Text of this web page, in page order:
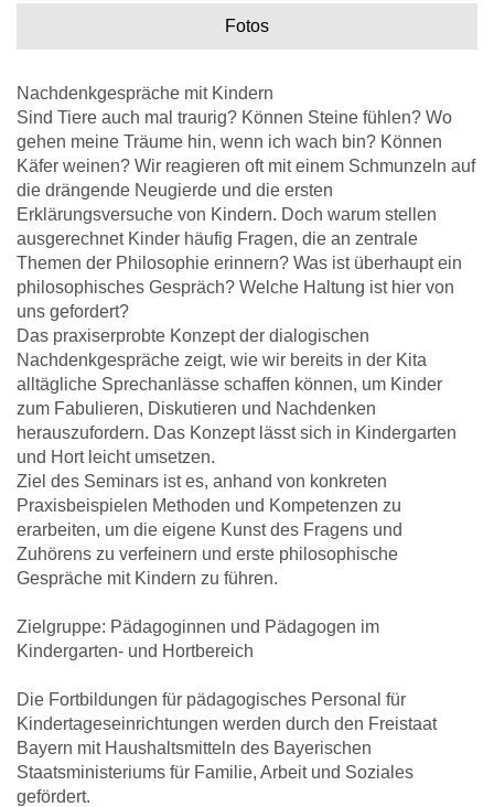
Fotos
Nachdenkgespräche mit Kindern
Sind Tiere auch mal traurig? Können Steine fühlen? Wo
gehen meine Träume hin, wenn ich wach bin? Können
Käfer weinen? Wir reagieren oft mit einem Schmunzeln auf
die drängende Neugierde und die ersten
Erklärungsversuche von Kindern. Doch warum stellen
ausgerechnet Kinder häufig Fragen, die an zentrale
Themen der Philosophie erinnern? Was ist überhaupt ein
philosophisches Gespräch? Welche Haltung ist hier von
uns gefordert?
Das praxiserprobte Konzept der dialogischen
Nachdenkgespräche zeigt, wie wir bereits in der Kita
alltägliche Sprechanlässe schaffen können, um Kinder
zum Fabulieren, Diskutieren und Nachdenken
herauszufordern. Das Konzept lässt sich in Kindergarten
und Hort leicht umsetzen.
Ziel des Seminars ist es, anhand von konkreten
Praxisbeispielen Methoden und Kompetenzen zu
erarbeiten, um die eigene Kunst des Fragens und
Zuhörens zu verfeinern und erste philosophische
Gespräche mit Kindern zu führen.
Zielgruppe: Pädagoginnen und Pädagogen im
Kindergarten- und Hortbereich
Die Fortbildungen für pädagogisches Personal für
Kindertageseinrichtungen werden durch den Freistaat
Bayern mit Haushaltsmitteln des Bayerischen
Staatsministeriums für Familie, Arbeit und Soziales
gefördert.